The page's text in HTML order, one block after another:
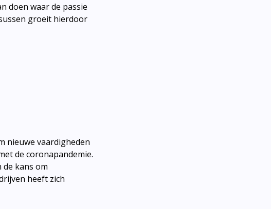
doen waar de passie
groeit hierdoor
nieuwe vaardigheden
de coronapandemie.
kans om
heeft zich